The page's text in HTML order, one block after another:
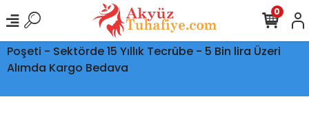
Ptt Kargo İle Tüm Türkiye'ye Teslimat - Şeffaf Kargo
Poşeti - Sektörde 15 Yıllık Tecrübe - 5 Bin lira Üzeri
Alımda Kargo Bedava
0